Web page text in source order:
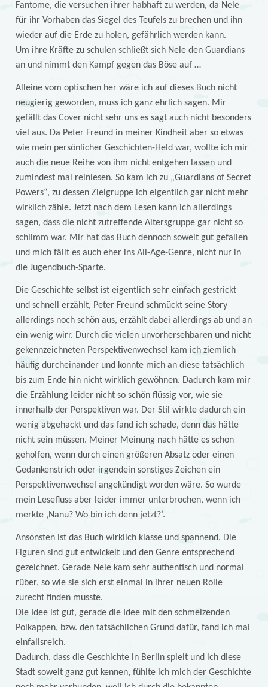
Fantome, die versuchen ihrer habhaft zu werden, da Nele
für ihr Vorhaben das Siegel des Teufels zu brechen und ihn
wieder auf die Erde zu holen, gefährlich werden kann.
Um ihre Kräfte zu schulen schließt sich Nele den Guardians
an und nimmt den Kampf gegen das Böse auf …
Alleine vom optischen her wäre ich auf dieses Buch nicht
neugierig geworden, muss ich ganz ehrlich sagen. Mir
gefällt das Cover nicht sehr uns es sagt auch nicht besonders
viel aus. Da Peter Freund in meiner Kindheit aber so etwas
wie mein persönlicher Geschichten-Held war, wollte ich mir
auch die neue Reihe von ihm nicht entgehen lassen und
zumindest mal reinlesen. So kam ich zu „Guardians of Secret
Powers“, zu dessen Zielgruppe ich eigentlich gar nicht mehr
wirklich zähle. Jetzt nach dem Lesen kann ich allerdings
sagen, dass die nicht zutreffende Altersgruppe gar nicht so
schlimm war. Mir hat das Buch dennoch soweit gut gefallen
und mich fällt es auch eher ins All-Age-Genre, nicht nur in
die Jugendbuch-Sparte.
Die Geschichte selbst ist eigentlich sehr einfach gestrickt
und schnell erzählt, Peter Freund schmückt seine Story
allerdings noch schön aus, erzählt dabei allerdings ab und an
ein wenig wirr. Durch die vielen unvorhersehbaren und nicht
gekennzeichneten Perspektivenwechsel kam ich ziemlich
häufig durcheinander und konnte mich an diese tatsächlich
bis zum Ende hin nicht wirklich gewöhnen. Dadurch kam mir
die Erzählung leider nicht so schön flüssig vor, wie sie
innerhalb der Perspektiven war. Der Stil wirkte dadurch ein
wenig abgehackt und das fand ich schade, denn das hätte
nicht sein müssen. Meiner Meinung nach hätte es schon
geholfen, wenn durch einen größeren Absatz oder einen
Gedankenstrich oder irgendein sonstiges Zeichen ein
Perspektivenwechsel angekündigt worden wäre. So wurde
mein Lesefluss aber leider immer unterbrochen, wenn ich
merkte ‚Nanu? Wo bin ich denn jetzt?‘.
Ansonsten ist das Buch wirklich klasse und spannend. Die
Figuren sind gut entwickelt und den Genre entsprechend
gezeichnet. Gerade Nele kam sehr authentisch und normal
rüber, so wie sie sich erst einmal in ihrer neuen Rolle
zurecht finden musste.
Die Idee ist gut, gerade die Idee mit den schmelzenden
Polkappen, bzw. den tatsächlichen Grund dafür, fand ich mal
einfallsreich.
Dadurch, dass die Geschichte in Berlin spielt und ich diese
Stadt soweit ganz gut kennen, fühlte ich mich der Geschichte